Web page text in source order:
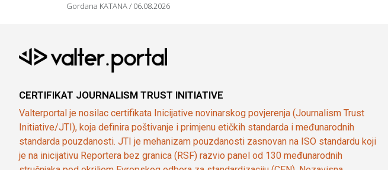
Gordana KATANA 06.08.2026
CERTIFIKAT JOURNALISM TRUST INITIATIVE
Valterportal je nosilac certifikata Inicijative novinarskog povjerenja (Journalism Trust
Initiative/JTI), koja definira poštivanje i primjenu etičkih standarda i međunarodnih
standarda pouzdanosti. JTI je mehanizam pouzdanosti zasnovan na ISO standardu koji
je na inicijativu Reportera bez granica (RSF) razvio panel od 130 međunarodnih